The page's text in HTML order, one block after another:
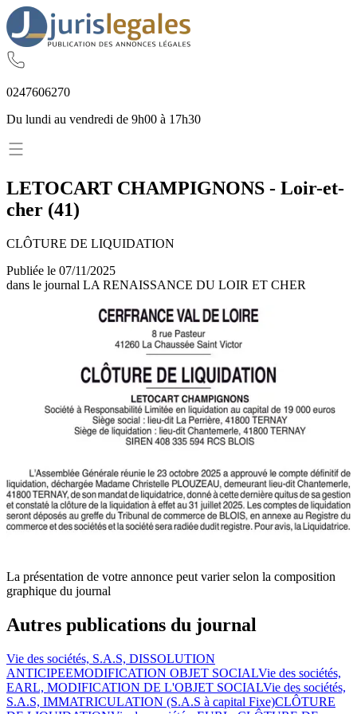
0247606270
Du lundi au vendredi de 9h00 à 17h30
LETOCART CHAMPIGNONS - Loir-et-
cher (41)
CLÔTURE DE LIQUIDATION
Publiée le 07/11/2025
dans le journal LA RENAISSANCE DU LOIR ET CHER
La présentation de votre annonce peut varier selon la composition
graphique du journal
Autres publications du journal
Vie des sociétés, S.A.S, DISSOLUTION
ANTICIPEEMODIFICATION OBJET SOCIALVie des sociétés,
EARL, MODIFICATION DE L'OBJET SOCIALVie des sociétés,
S.A.S, IMMATRICULATION (S.A.S à capital Fixe)CLÔTURE